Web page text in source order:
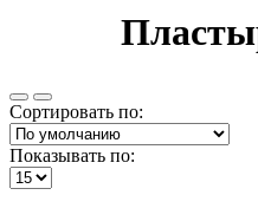
Сортировать по:
Показывать по: